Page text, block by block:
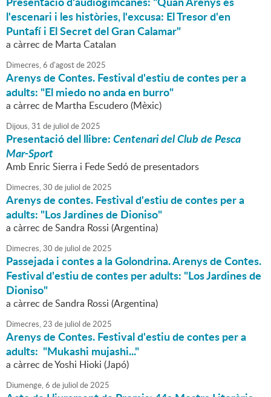
l'escenari i les històries, l'excusa: El Tresor d'en
Puntafí i El Secret del Gran Calamar"
a càrrec de Marta Catalan
Dimecres,6 d'agostde2025
Arenys de Contes. Festival d'estiu de contes per a
adults: "El miedo no anda en burro"
a càrrec de Martha Escudero (Mèxic)
Dijous,31 de juliol de2025
Presentació del llibre:Centenari del Club de Pesca
Mar-Sport
Amb Enric Sierra i Fede Sedó de presentadors
Dimecres,30 de juliol de2025
Arenys de contes. Festival d'estiu de contes per a
adults: "Los Jardines de Dioniso"
a càrrec de Sandra Rossi (Argentina)
Dimecres,30 de juliol de2025
Passejada i contes a la Golondrina. Arenys de Contes.
Festival d'estiu de contes per adults: "Los Jardines de
Dioniso"
a càrrec de Sandra Rossi (Argentina)
Dimecres,23 de juliol de2025
Arenys de Contes. Festival d'estiu de contes per a
adults: "Mukashi mujashi..."
a càrrec de Yoshi Hioki (Japó)
Diumenge,6 de juliol de2025